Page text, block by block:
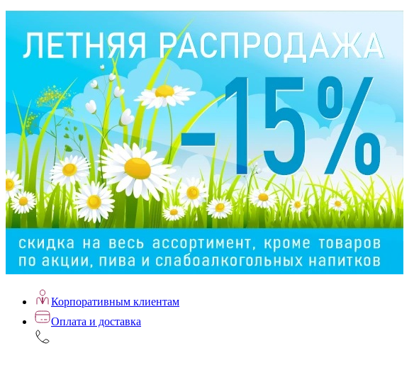
Корпоративным клиентам
Оплата и доставка